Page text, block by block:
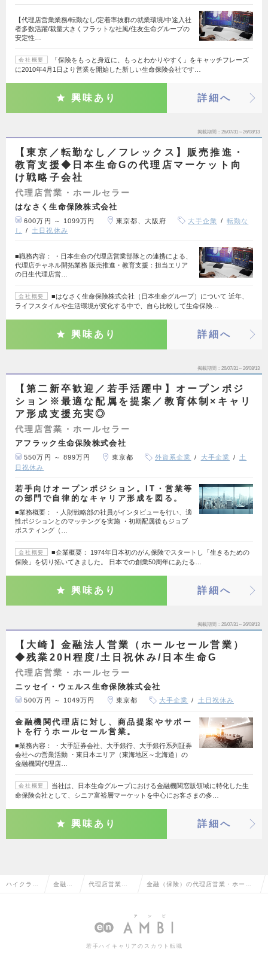
【代理店営業業務/転勤なし/定着率抜群の就業環境/中途入社
者多数活躍/裁量大きくフラットな社風/住友生命グループの
安定性…
会社概要
「保険をもっと身近に、もっとわかりやすく」をキャッチフレーズ
に2010年4月1日より営業を開始した新しい生命保険会社です…
興味あり 詳細へ
掲載期間 26/07/31～26/08/13
【東京／転勤なし／フレックス】販売推進・
教育支援◆日本生命Gの代理店マーケット向
け戦略子会社
代理店営業・ホールセラー
はなさく生命保険株式会社
600万円 ～ 1099万円 東京都、大阪府 大手企業
転勤な
し
土日祝休み
■職務内容： ・日本生命の代理店営業部隊との連携による、
代理店チャネル開拓業務 販売推進・教育支援：担当エリア
の日生代理店営…
会社概要
■はなさく生命保険株式会社（日本生命グループ）について 近年、
ライフスタイルや生活環境が変化する中で、自ら比較して生命保険…
興味あり 詳細へ
掲載期間 26/07/31～26/08/13
【第二新卒歓迎／若手活躍中】オープンポジ
ション※最適な配属を提案／教育体制×キャリ
ア形成支援充実◎
代理店営業・ホールセラー
アフラック生命保険株式会社
550万円 ～ 899万円 東京都 外資系企業 大手企業
土
日祝休み
若手向けオープンポジション。IT・営業等
の部門で自律的なキャリア形成を図る。
■業務概要： ・人財戦略部の社員がインタビューを行い、適
性ポジションとのマッチングを実施 ・初期配属後もジョブ
ポスティング（…
会社概要
■企業概要： 1974年日本初のがん保険でスタートし「生きるための
保険」を切り拓いてきました。 日本での創業50周年にあたる…
興味あり 詳細へ
掲載期間 26/07/31～26/08/13
【大崎】金融法人営業（ホールセール営業）
◆残業20H程度/土日祝休み/日本生命G
代理店営業・ホールセラー
ニッセイ・ウェルス生命保険株式会社
500万円 ～ 1049万円 東京都 大手企業 土日祝休み
金融機関代理店に対し、商品提案やサポー
トを行うホールセール営業。
■業務内容： ・大手証券会社、大手銀行、大手銀行系列証券
会社への営業活動 ・東日本エリア（東海地区～北海道）の
金融機関代理店…
会社概要
当社は、日本生命グループにおける金融機関窓販領域に特化した生
命保険会社として、シニア富裕層マーケットを中心にお客さまの多…
興味あり 詳細へ
ハイクラス 金融系 代理店営業・ 金融（保険）の代理店営業・ホール
若手ハイキャリアのスカウト転職